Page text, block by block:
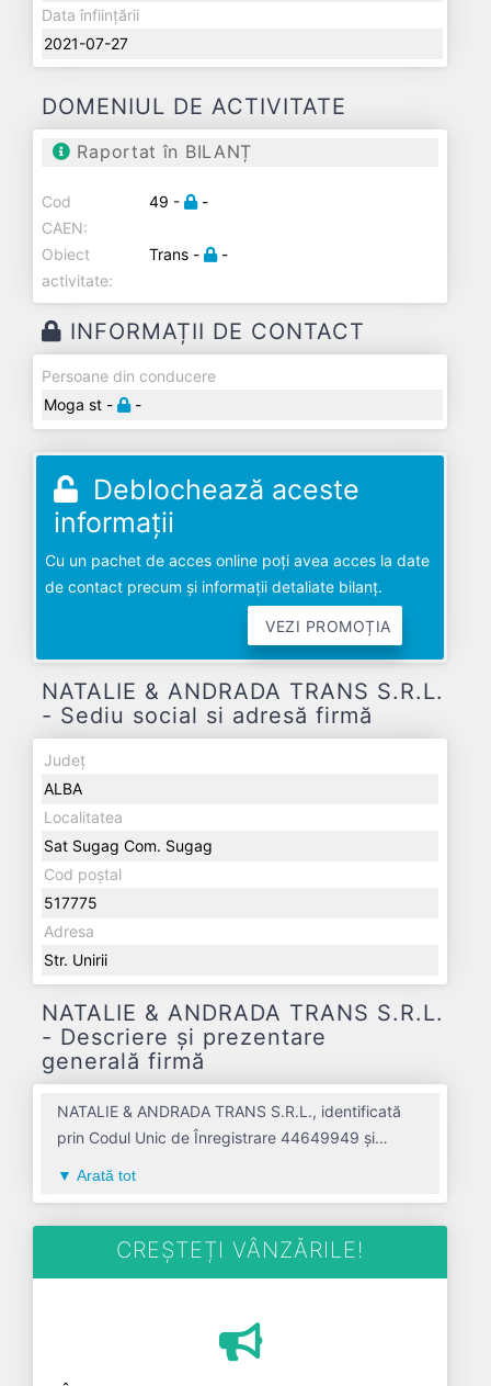
Data înființării
2021-07-27
DOMENIUL DE ACTIVITATE
Raportat în BILANȚ
Cod
CAEN:
49 - -
Obiect
activitate:
Trans - -
INFORMAȚII DE CONTACT
Persoane din conducere
Moga st -
-
Deblochează aceste
informații
Cu un pachet de acces online poți avea acces la date
de contact precum și informații detaliate bilanț.
VEZI PROMOȚIA
NATALIE & ANDRADA TRANS S.R.L.
- Sediu social si adresă firmă
Județ
ALBA
Localitatea
Sat Sugag Com. Sugag
Cod poștal
517775
Adresa
Str. Unirii
NATALIE & ANDRADA TRANS S.R.L.
- Descriere și prezentare
generală firmă
NATALIE & ANDRADA TRANS S.R.L., identificată
prin Codul Unic de Înregistrare 44649949 și
Cu sediul social poziționat în zona de Centru a țării,
în judetul ALBA, compania aduce o contribuție
ANDRADA TRANS S.R.L. a fost fondată în anul
2021, având o vechime de 5 ani. Conform ultimului
Arată tot
CREȘTEȚI VÂNZĂRILE!